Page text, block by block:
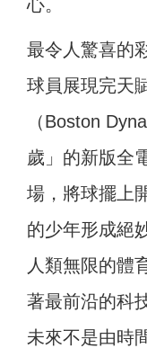
心。
最令人驚喜的
球員展現完天
（Boston
歲」的新版全
場，將球擺上
的少年形成絕
人類無限的體
著最前沿的科
未來不是由時